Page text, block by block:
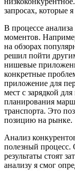
запросах, которые
В процессе
моментов.
на обзорах
решил пойти
нишевые
конкретные
приложение для
мест с зарядкой
планирования
транспорта. Это
позицию на рынке.
Анализ
полезный процесс.
результаты стоят
анализу я смог